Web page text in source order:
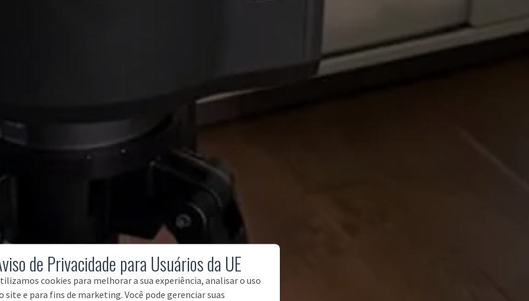
de Privacidade para Usuários da UE
cookies para melhorar a sua experiência, analisar o uso
site e para fins de marketing. Você pode gerenciar suas